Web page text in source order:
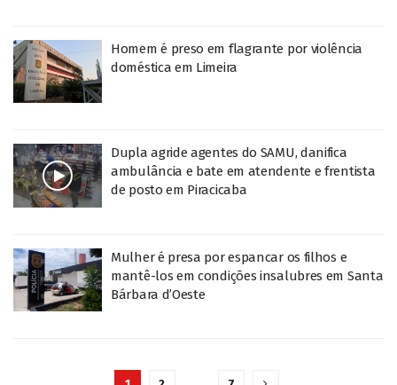
Homem é preso em flagrante por violência
doméstica em Limeira
Dupla agride agentes do SAMU, danifica
ambulância e bate em atendente e frentista
de posto em Piracicaba
Mulher é presa por espancar os filhos e
mantê-los em condições insalubres em Santa
Bárbara d’Oeste